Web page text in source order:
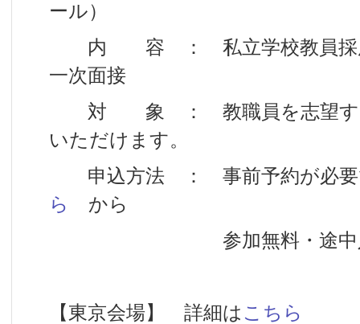
ール）
内 容 ： 私立学校教員採用
一次面接
対 象 ： 教職員を志望する
いただけます。
申込方法 ： 事前予約が必要
ら
から
参加無料・途中入
【東京会場】 詳細は こちら